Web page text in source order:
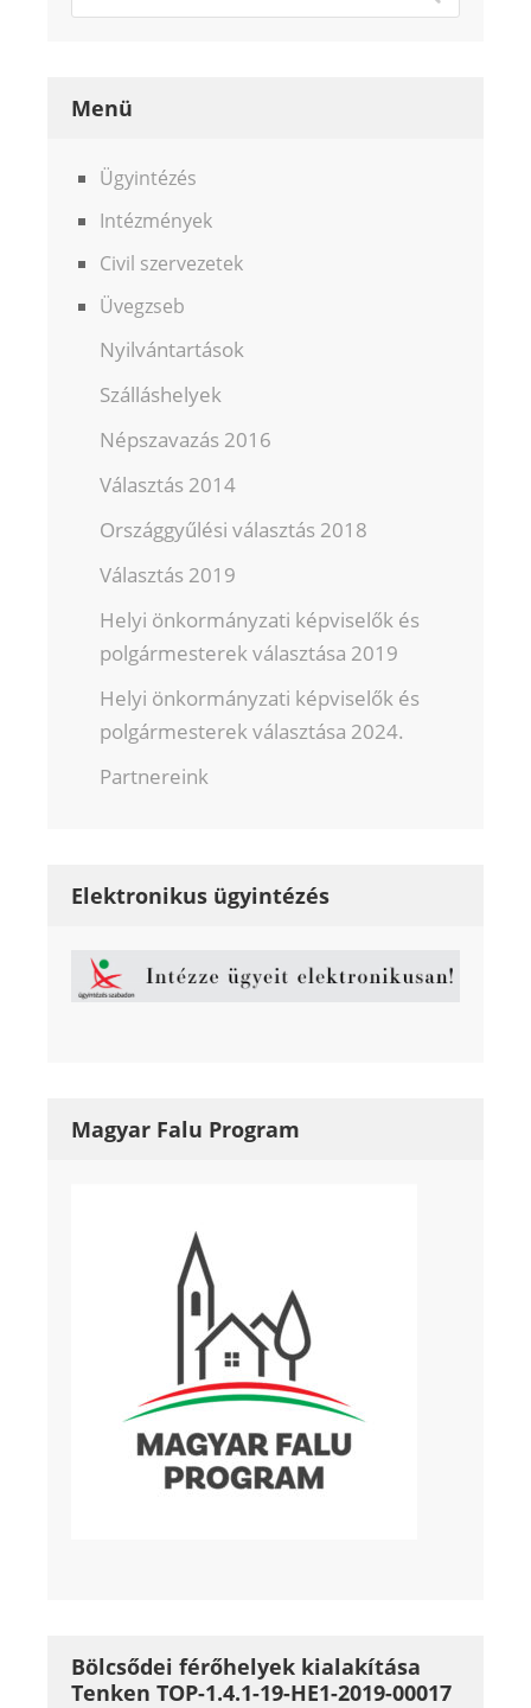
Menü
Ügyintézés
Intézmények
Civil szervezetek
Üvegzseb
Nyilvántartások
Szálláshelyek
Népszavazás 2016
Választás 2014
Országgyűlési választás 2018
Választás 2019
Helyi önkormányzati képviselők és
polgármesterek választása 2019
Helyi önkormányzati képviselők és
polgármesterek választása 2024.
Partnereink
Elektronikus ügyintézés
Magyar Falu Program
Bölcsődei férőhelyek kialakítása
Tenken TOP-1.4.1-19-HE1-2019-00017